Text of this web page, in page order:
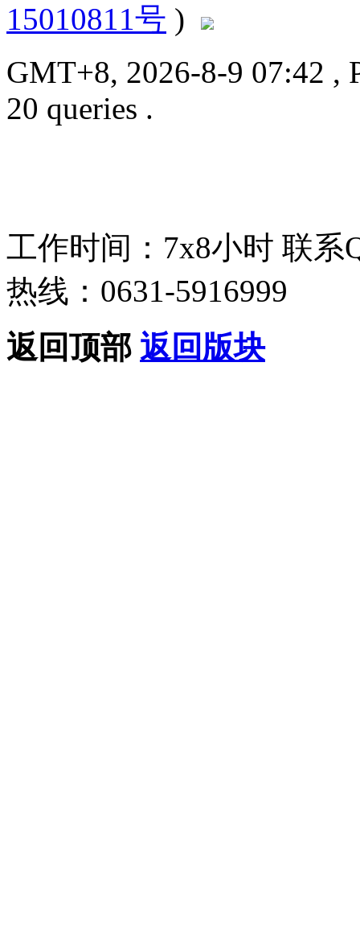
15010811号 )
GMT+8, 2026-8-9 07:42 ,
20 queries .
工作时间：7x8小时 联系
热线：0631-5916999
返回顶部 返回版块